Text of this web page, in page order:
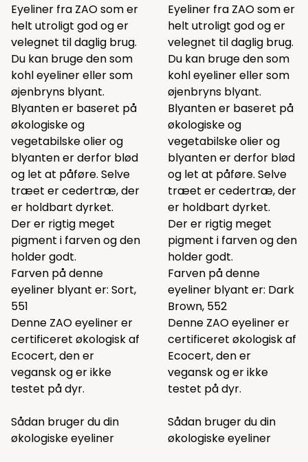
Eyeliner fra ZAO som er
helt utroligt god og er
velegnet til daglig brug.
Du kan bruge den som
kohl eyeliner eller som
øjenbryns blyant.
Blyanten er baseret på
økologiske og
vegetabilske olier og
blyanten er derfor blød
og let at påføre. Selve
træet er cedertræ, der
er holdbart dyrket.
Der er rigtig meget
pigment i farven og den
holder godt.
Farven på denne
eyeliner blyant er: Sort,
551
Denne ZAO eyeliner er
certificeret økologisk af
Ecocert, den er
vegansk og er ikke
testet på dyr.
Sådan bruger du din
økologiske eyeliner
Eyeliner fra ZAO som er
helt utroligt god og er
velegnet til daglig brug.
Du kan bruge den som
kohl eyeliner eller som
øjenbryns blyant.
Blyanten er baseret på
økologiske og
vegetabilske olier og
blyanten er derfor blød
og let at påføre. Selve
træet er cedertræ, der
er holdbart dyrket.
Der er rigtig meget
pigment i farven og den
holder godt.
Farven på denne
eyeliner blyant er: Dark
Brown, 552
Denne ZAO eyeliner er
certificeret økologisk af
Ecocert, den er
vegansk og er ikke
testet på dyr.
Sådan bruger du din
økologiske eyeliner